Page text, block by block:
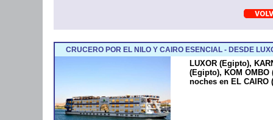
CRUCERO POR EL NILO Y CAIRO ESENCIAL - DESDE
LUXOR (Egipto),
(Egipto), KOM
noches en EL CAIRO